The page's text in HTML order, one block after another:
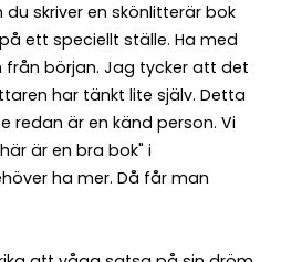
skriver en skönlitterär bok
ett speciellt ställe. Ha med
början. Jag tycker att det
har tänkt lite själv. Detta
redan är en känd person. Vi
är en bra bok" i
ha mer. Då får man